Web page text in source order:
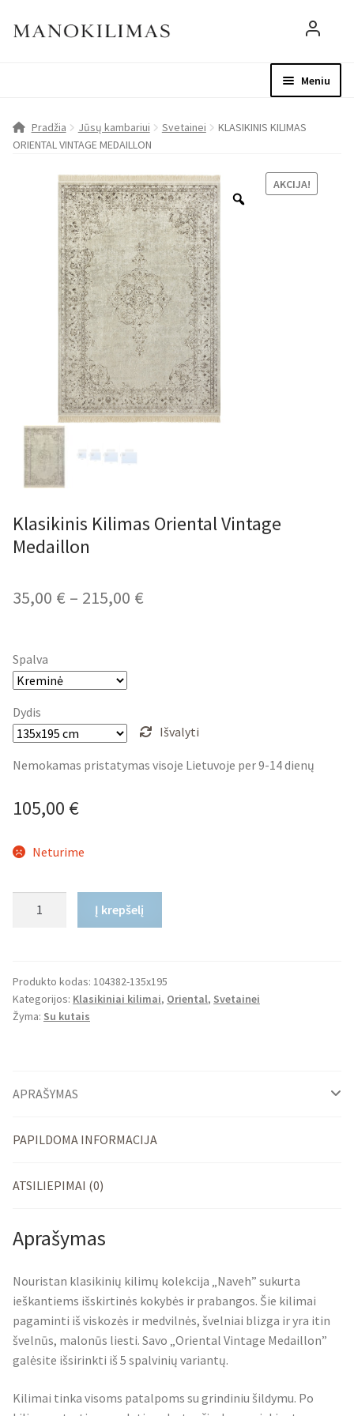
Meniu
Patarimai
Apie mus
Pradžia Jūsų kambariui Svetainei
KLASIKINIS KILIMAS
ORIENTAL VINTAGE MEDAILLON
AKCIJA!
Klasikinis Kilimas Oriental Vintage
Medaillon
35,00 € – 215,00 €
Spalva
Dydis
Išvalyti
Nemokamas pristatymas visoje Lietuvoje per 9-14 dienų
105,00 €
Neturime
Oriental
Vintage
Medaillon
Į krepšelį
Produkto kodas: 104382-135x195
Kategorijos: Klasikiniai kilimai, Oriental, Svetainei
Žyma: Su kutais
APRAŠYMAS
PAPILDOMA INFORMACIJA
ATSILIEPIMAI (0)
Aprašymas
Nouristan klasikinių kilimų kolekcija „Naveh” sukurta
ieškantiems išskirtinės kokybės ir prabangos. Šie kilimai
pagaminti iš viskozės ir medvilnės, švelniai blizga ir yra itin
švelnūs, malonūs liesti. Savo „Oriental Vintage Medaillon”
galėsite išsirinkti iš 5 spalvinių variantų.
Kilimai tinka visoms patalpoms su grindiniu šildymu. Po